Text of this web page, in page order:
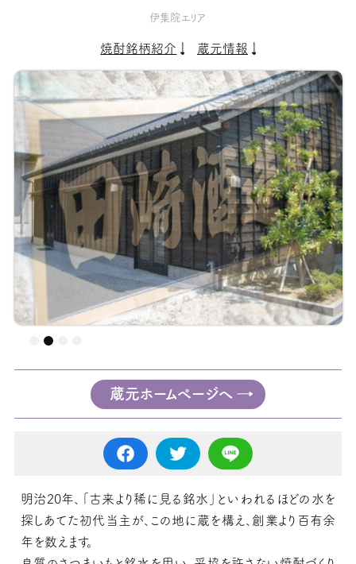
伊集院エリア
焼酎銘柄紹介 蔵元情報
蔵元ホームページへ
明治20年、「古来より稀に見る銘水」といわれるほどの水を
探しあてた初代当主が、この地に蔵を構え、創業より百有余
年を数えます。